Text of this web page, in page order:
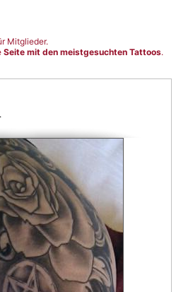
Mitglieder.
Seite mit den meistgesuchten Tattoos.